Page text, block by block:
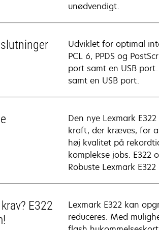
unødvendigt.
Udviklet for optimal
PCL 6, PPDS og
port samt en USB
samt en USB port.
Den nye Lexmark
kraft, der kræves, for
høj kvalitet på
komplekse jobs. E322
Robuste Lexmark
E322
Lexmark E322 kan
reduceres. Med